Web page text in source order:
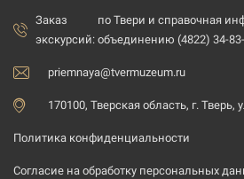
Заказ
экскурсий:
по Твери и справочная
объединению (4822) 34-
priemnaya@tvermuzeum.ru
170100, Тверская область, г. Тверь,
Политика конфиденциальности
Согласие на обработку персональных